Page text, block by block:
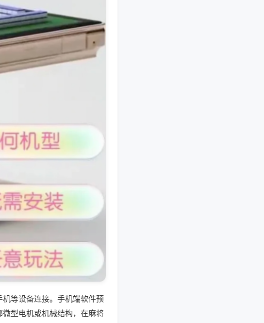
等设备连接。手机端软件预
型电机或机械结构，在麻将